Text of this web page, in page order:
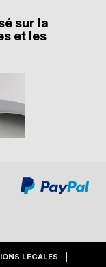
sur la
et les
LÉGALES